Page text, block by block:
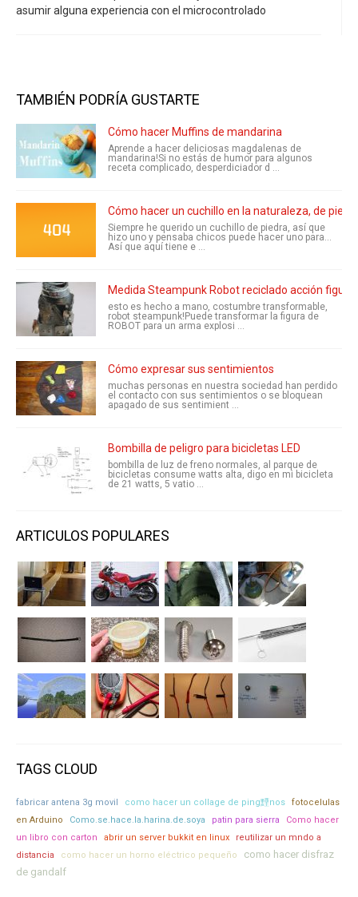
asumir alguna experiencia con el microcontrolado
TAMBIÉN PODRÍA GUSTARTE
Cómo hacer Muffins de mandarina
Aprende a hacer deliciosas magdalenas de
mandarina!Si no estás de humor para algunos
receta complicado, desperdiciador d ...
Cómo hacer un cuchillo en la naturaleza, de
Siempre he querido un cuchillo de piedra, así que
hizo uno y pensaba chicos puede hacer uno para...
Así que aquí tiene e ...
Medida Steampunk Robot reciclado acción
esto es hecho a mano, costumbre transformable,
robot steampunk!Puede transformar la figura de
ROBOT para un arma explosi ...
Cómo expresar sus sentimientos
muchas personas en nuestra sociedad han perdido
el contacto con sus sentimientos o se bloquean
apagado de sus sentimient ...
Bombilla de peligro para bicicletas LED
bombilla de luz de freno normales, al parque de
bicicletas consume watts alta, digo en mi bicicleta
de 21 watts, 5 vatio ...
ARTICULOS POPULARES
TAGS CLOUD
fabricar antena 3g movil como hacer un collage de ping黫nos
fotocelulas
en Arduino
Como.se.hace.la.harina.de.soya patin para sierra
Como hacer
un libro con carton
abrir un server bukkit en linux
reutilizar un mndo a
distancia
como hacer un horno eléctrico pequeño
como hacer disfraz
de gandalf